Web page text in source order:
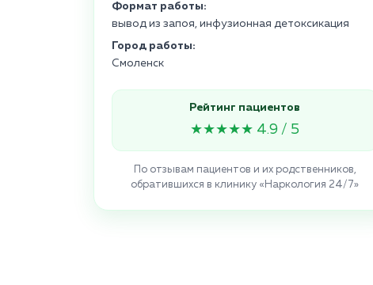
Формат работы:
вывод из запоя, инфузионная детоксикация
Город работы:
Смоленск
Рейтинг пациентов
★★★★★ 4.9 / 5
По отзывам пациентов и их родственников,
обратившихся в клинику «Наркология 24/7»